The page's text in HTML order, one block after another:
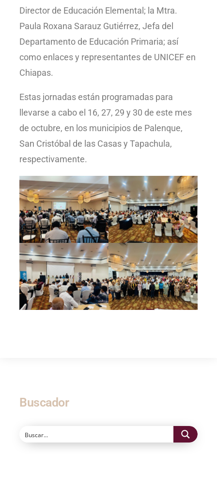
Director de Educación Elemental; la Mtra.
Paula Roxana Sarauz Gutiérrez, Jefa del
Departamento de Educación Primaria; así
como enlaces y representantes de UNICEF en
Chiapas.
Estas jornadas están programadas para
llevarse a cabo el 16, 27, 29 y 30 de este mes
de octubre, en los municipios de Palenque,
San Cristóbal de las Casas y Tapachula,
respectivamente.
Buscador